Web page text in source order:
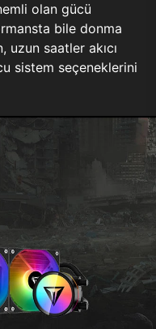
olan gücü
bile donma
uzun saatler akıcı
sistem seçeneklerini